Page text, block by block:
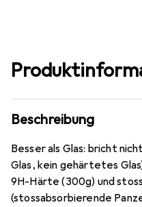
Beschreibung
Besser als Glas: bricht
Glas, kein gehärtetes
9H-Härte (300g) und
(stossabsorbierende